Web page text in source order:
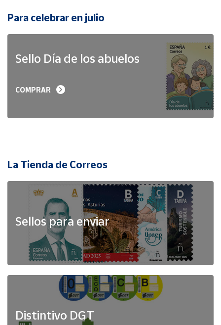
Para celebrar en julio
Sello Día de los abuelos
COMPRAR
La Tienda de Correos
Sellos para enviar
Distintivo DGT